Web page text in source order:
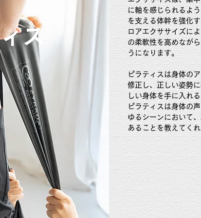
ス
に軸を感じられるよ
を支える体幹を強化
ロアエクササイズに
の柔軟性を高めなが
うになります。
ピラティスは身体の
修正し、正しい姿勢
しい身体を手に入れ
ピラティスは身体の
ゆるシーンにおいて
あることを教えてくれ